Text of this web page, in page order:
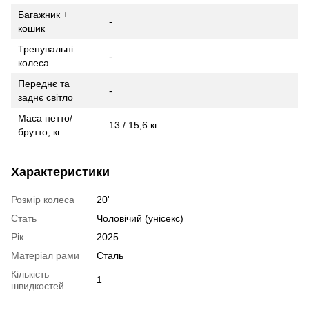
Багажник +
кошик
-
Тренувальні
колеса
-
Переднє та
заднє світло
-
Маса нетто/
брутто, кг
13 / 15,6 кг
Характеристики
Розмір колеса
20'
Стать
Чоловічий (унісекс)
Рік
2025
Матеріал рами
Сталь
Кількість
швидкостей
1